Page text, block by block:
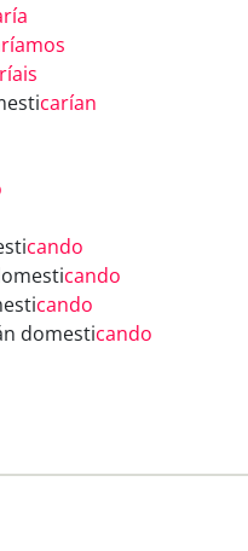
carían
cando
cando
cando
domesticando